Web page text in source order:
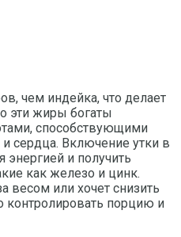
чем индейка, что делает
эти жиры богаты
способствующими
сердца. Включение утки в
энергией и получить
как железо и цинк.
весом или хочет снизить
контролировать порцию и